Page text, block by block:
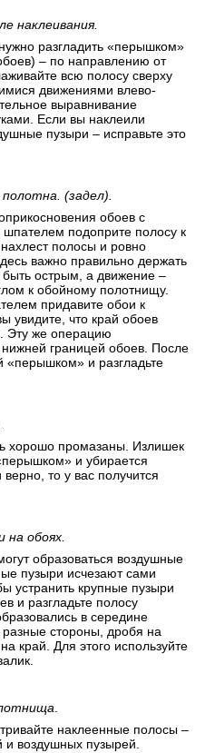
наклеивания.
разгладить «перышком»
– по направлению от
всю полосу сверху
движениями влево-
выравнивание
Если вы наклеили
пузыри – исправьте это
(задел).
обоев с
подоприте полосу к
полосы и ровно
важно правильно держать
острым, а движение –
к обойному полотнищу.
придавите обои к
увидите, что край обоев
Эту же операцию
границей обоев. После
«перышком» и разгладьте
хорошо промазаны. Излишек
и убирается
то у вас получится
на обоях.
образоваться воздушные
пузыри исчезают сами
устранить крупные пузыри
и разгладьте полосу
в середине
стороны, дробя на
край. Для этого используйте
.
наклеенные полосы –
и воздушных пузырей.